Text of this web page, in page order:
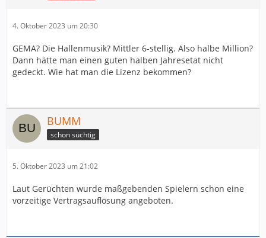
4. Oktober 2023 um 20:30
GEMA? Die Hallenmusik? Mittler 6-stellig. Also halbe Million?
Dann hätte man einen guten halben Jahresetat nicht
gedeckt. Wie hat man die Lizenz bekommen?
BUMM
schon süchtig
5. Oktober 2023 um 21:02
Laut Gerüchten wurde maßgebenden Spielern schon eine
vorzeitige Vertragsauflösung angeboten.